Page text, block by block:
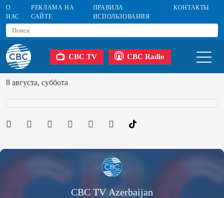
О
НАС
РЕКЛАМА НА
САЙТЕ
ПРАВИЛА
ИСПОЛЬЗОВАНИЯ
КОНТАКТЫ
CBC TV CBC Radio
8 августа, суббота
CBC TV Azerbaijan